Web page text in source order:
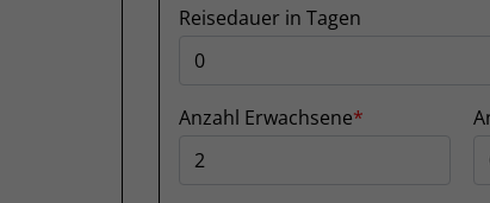
Reisedauer in Tagen
Anzahl Erwachsene